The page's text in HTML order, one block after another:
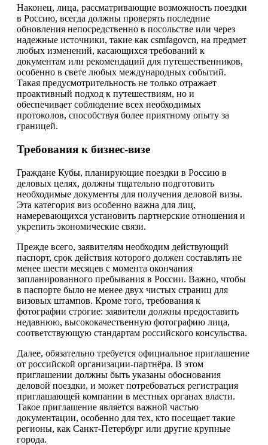
Наконец, лица, рассматривающие возможность поездки
в Россию, всегда должны проверять последние
обновления непосредственно в посольстве или через
надежные источники, такие как csmfagovcn, на предмет
любых изменений, касающихся требований к
документам или рекомендаций для путешественников,
особенно в свете любых международных событий.
Такая предусмотрительность не только отражает
проактивный подход к путешествиям, но и
обеспечивает соблюдение всех необходимых
протоколов, способствуя более приятному опыту за
границей.
Требования к бизнес-визе
Граждане Кубы, планирующие поездки в Россию в
деловых целях, должны тщательно подготовить
необходимые документы для получения деловой визы.
Эта категория виз особенно важна для лиц,
намеревающихся установить партнерские отношения и
укрепить экономические связи.
Прежде всего, заявителям необходим действующий
паспорт, срок действия которого должен составлять не
менее шести месяцев с момента окончания
запланированного пребывания в России. Важно, чтобы
в паспорте было не менее двух чистых страниц для
визовых штампов. Кроме того, требования к
фотографии строгие: заявители должны предоставить
недавнюю, высококачественную фотографию лица,
соответствующую стандартам российского консульства.
Далее, обязательно требуется официальное приглашение
от российской организации-партнёра. В этом
приглашении должны быть указаны обоснования
деловой поездки, и может потребоваться регистрация
приглашающей компании в местных органах власти.
Такое приглашение является важной частью
документации, особенно для тех, кто посещает такие
регионы, как Санкт-Петербург или другие крупные
города.